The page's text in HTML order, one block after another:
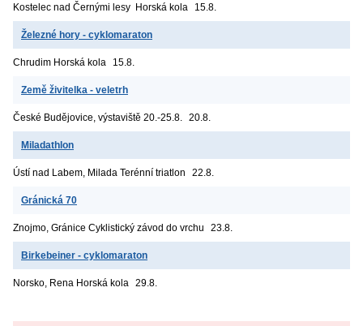
Kostelec nad Černými lesy Horská kola 15.8.
Železné hory - cyklomaraton
Chrudim Horská kola 15.8.
Země živitelka - veletrh
České Budějovice, výstaviště 20.-25.8. 20.8.
Miladathlon
Ústí nad Labem, Milada Terénní triatlon 22.8.
Gránická 70
Znojmo, Gránice Cyklistický závod do vrchu 23.8.
Birkebeiner - cyklomaraton
Norsko, Rena Horská kola 29.8.